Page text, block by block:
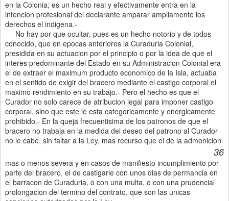
en la Colonia; es un hecho real y efectivamente entra en la
intencion profesional del declarante amparar ampliamente los
derechos el indigena.-
No hay por que ocultar, pues es un hecho notorio y de todos
conocido, que en epocas anteriores la Curaduria Colonial,
presidida en su actuacion por el principio o por la idea de que el
interes predominante del Estado en su Administracion Colonial era
el de extraer el maximum producto economico de la Isla, actuaba
en el sentido de exigir del bracero mediante el castigo corporal el
maximo rendimiento en su trabajo.- Pero el hecho es que el
Curador no solo carece de atribucion legal para imponer castigo
corporal, sino que este le esta categoricamente y energicamente
prohibido.- En la queja frecuentisima de los patronos de que el
bracero no trabaja en la medida del deseo del patrono al Curador
no le cabe, sin faltar a la Ley, mas recurso que el de la admonicion
36
mas o menos severa y en casos de manifiesto incumplimiento por
parte del bracero, el de castigarle con unos dias de permancia en
el barracon de Curaduria, o con una multa, o con una prudencial
prolongacion del termino del contrato, que son las unicas